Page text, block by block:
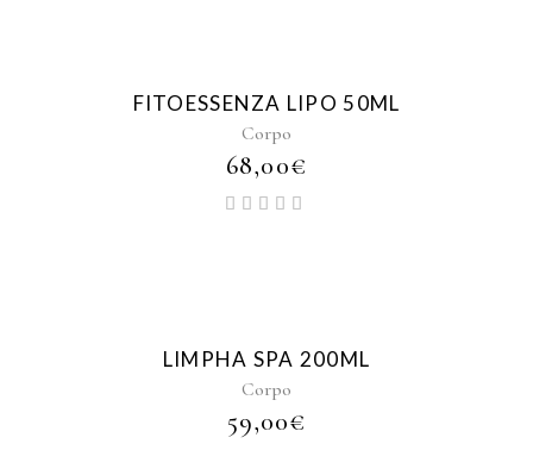
FITOESSENZA LIPO 50ML
Corpo
68,00€
LIMPHA SPA 200ML
Corpo
59,00€